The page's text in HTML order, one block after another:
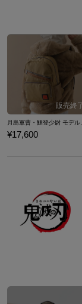
¥17,600